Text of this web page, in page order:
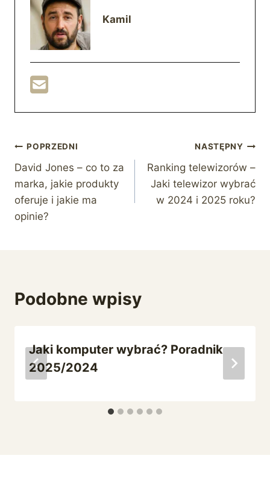
Kamil
Nawigacja
wpisu
POPRZEDNI
David Jones – co to za
marka, jakie produkty
oferuje i jakie ma
opinie?
NASTĘPNY
Ranking telewizorów –
Jaki telewizor wybrać
w 2024 i 2025 roku?
Podobne wpisy
Jaki komputer wybrać? Poradnik
2025/2024